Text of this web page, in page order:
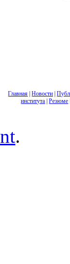
Главная |Новости |
института |Резюме
.